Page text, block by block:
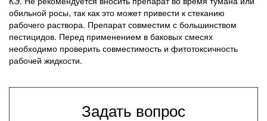
обильной росы, так как это может привести к стеканию
рабочего раствора. Препарат совместим с большинством
пестицидов. Перед применением в баковых смесях
необходимо проверить совместимость и фитотоксичность
рабочей жидкости.
Задать вопрос